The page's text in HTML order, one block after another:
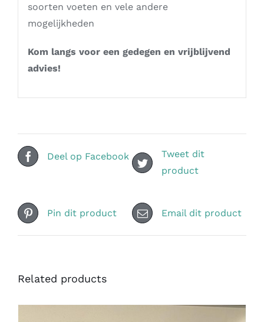
soorten voeten en vele andere
mogelijkheden
Kom langs voor een gedegen en vrijblijvend
advies!
Deel op Facebook
Tweet dit
product
Pin dit product Email dit product
Related products